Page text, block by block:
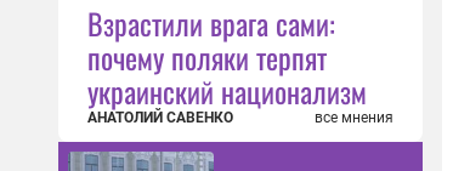
Взрастили врага сами:
почему поляки терпят
украинский национализм
АНАТОЛИЙ САВЕНКО все мнения